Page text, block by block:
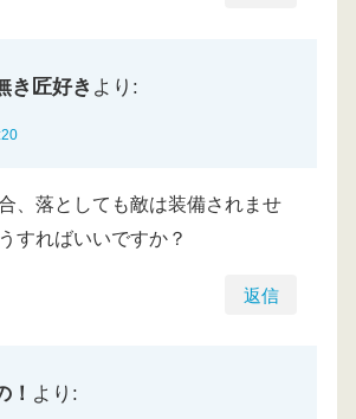
き匠好き より:
、落としても敵は装備されませ
すればいいですか？
返信
！ より: